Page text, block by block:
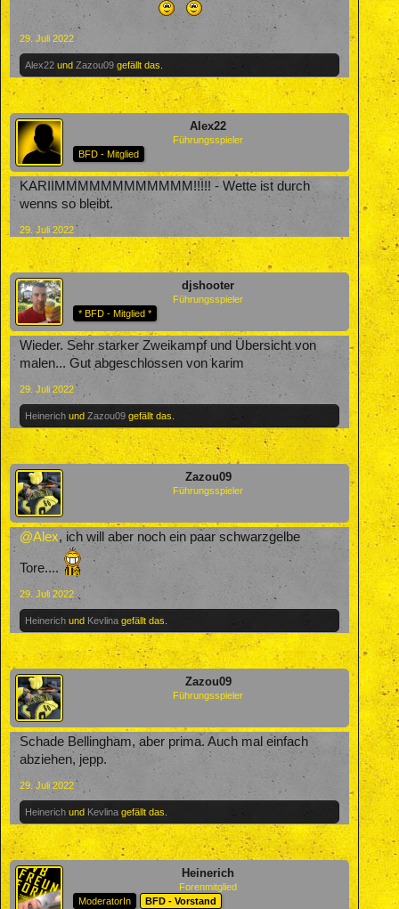
29. Juli 2022
Alex22 und Zazou09 gefällt das.
Alex22
Führungsspieler
BFD - Mitglied
KARIIMMMMMMMMMMMM!!!!! - Wette ist durch
wenns so bleibt.
29. Juli 2022
djshooter
Führungsspieler
* BFD - Mitglied *
Wieder. Sehr starker Zweikampf und Übersicht von
malen... Gut abgeschlossen von karim
29. Juli 2022
Heinerich und Zazou09 gefällt das.
Zazou09
Führungsspieler
@Alex, ich will aber noch ein paar schwarzgelbe
Tore....
29. Juli 2022
Heinerich und Kevlina gefällt das.
Zazou09
Führungsspieler
Schade Bellingham, aber prima. Auch mal einfach
abziehen, jepp.
29. Juli 2022
Heinerich und Kevlina gefällt das.
Heinerich
Forenmitglied
ModeratorIn
BFD - Vorstand